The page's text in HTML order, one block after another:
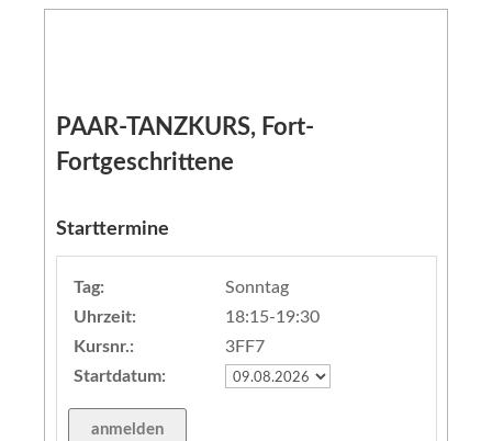
PAAR-TANZKURS, Fort-
Fortgeschrittene
Starttermine
Tag:
Sonntag
Uhrzeit:
18:15-19:30
Kursnr.:
3FF7
Startdatum: